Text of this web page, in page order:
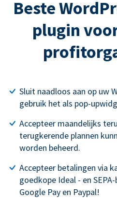
Beste
plugin
Sluit naadloos aan op uw
gebruik het als pop-
Accepteer maandelijks
terugkerende plannen
worden beheerd.
Accepteer betalingen via
goedkope Ideal - en
Google Pay en Paypal!